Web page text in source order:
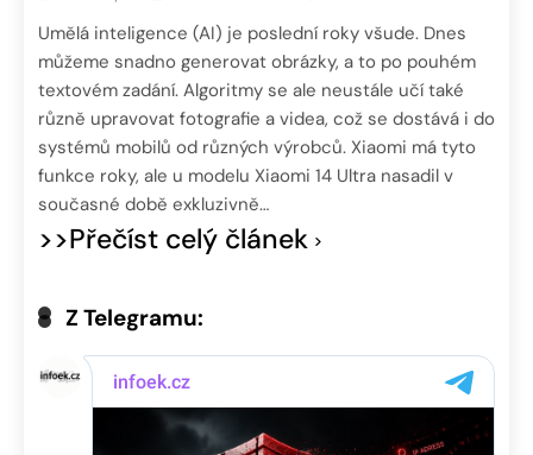
Umělá inteligence (AI) je poslední roky všude. Dnes
můžeme snadno generovat obrázky, a to po pouhém
textovém zadání. Algoritmy se ale neustále učí také
různě upravovat fotografie a videa, což se dostává i do
systémů mobilů od různých výrobců. Xiaomi má tyto
funkce roky, ale u modelu Xiaomi 14 Ultra nasadil v
současné době exkluzivně…
>>Přečíst celý článek
Z Telegramu: